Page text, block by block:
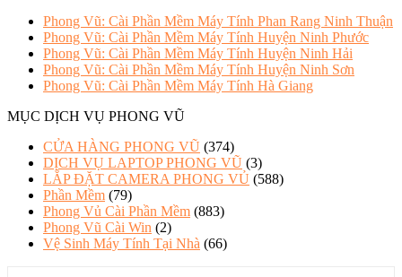
Phong Vũ: Cài Phần Mềm Máy Tính Phan Rang Ninh Thuận
Phong Vũ: Cài Phần Mềm Máy Tính Huyện Ninh Phước
Phong Vũ: Cài Phần Mềm Máy Tính Huyện Ninh Hải
Phong Vũ: Cài Phần Mềm Máy Tính Huyện Ninh Sơn
Phong Vũ: Cài Phần Mềm Máy Tính Hà Giang
MỤC DỊCH VỤ PHONG VŨ
CỬA HÀNG PHONG VŨ (374)
DỊCH VỤ LAPTOP PHONG VŨ (3)
LẮP ĐẶT CAMERA PHONG VỦ (588)
Phần Mềm (79)
Phong Vủ Cài Phần Mềm (883)
Phong Vũ Cài Win (2)
Vệ Sinh Máy Tính Tại Nhà (66)